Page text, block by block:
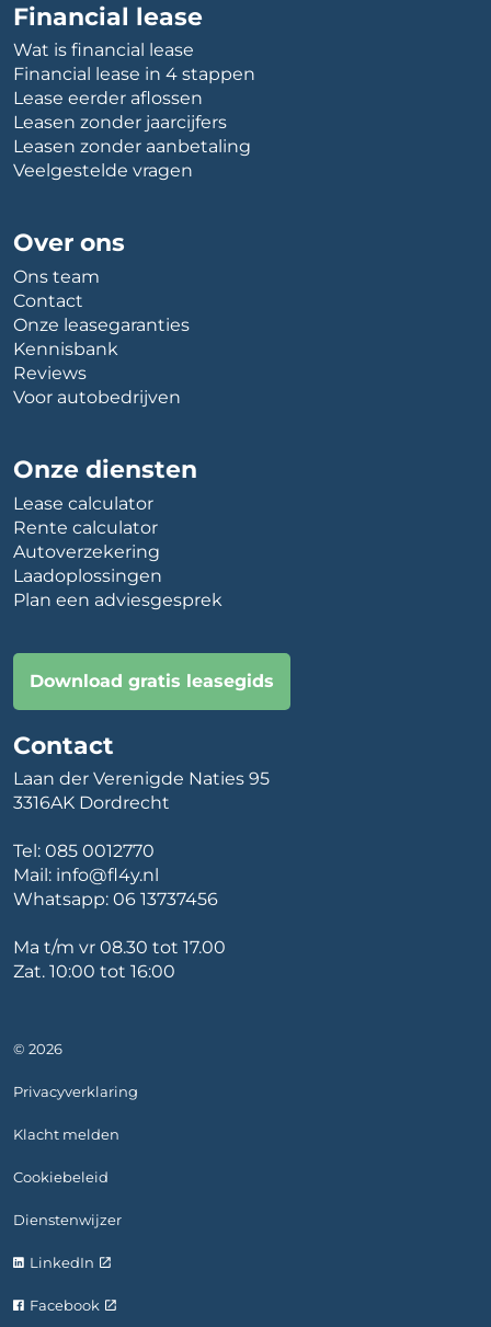
Financial lease
Wat is financial lease
Financial lease in 4 stappen
Lease eerder aflossen
Leasen zonder jaarcijfers
Leasen zonder aanbetaling
Veelgestelde vragen
Over ons
Ons team
Contact
Onze leasegaranties
Kennisbank
Reviews
Voor autobedrijven
Onze diensten
Lease calculator
Rente calculator
Autoverzekering
Laadoplossingen
Plan een adviesgesprek
Download gratis leasegids
Contact
Laan der Verenigde Naties 95
3316AK Dordrecht
Tel: 085 0012770
Mail: info@fl4y.nl
Whatsapp: 06 13737456
Ma t/m vr 08.30 tot 17.00
Zat. 10:00 tot 16:00
© 2026
Privacyverklaring
Klacht melden
Cookiebeleid
Dienstenwijzer
LinkedIn
Facebook